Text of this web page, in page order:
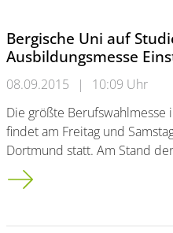
Bergische Uni auf
Ausbildungsmesse
08.09.2015 |
10:09 Uhr
Die größte Berufswahlmesse
findet am Freitag und
Dortmund statt. Am Stand
Bergische Uni auf Studien-